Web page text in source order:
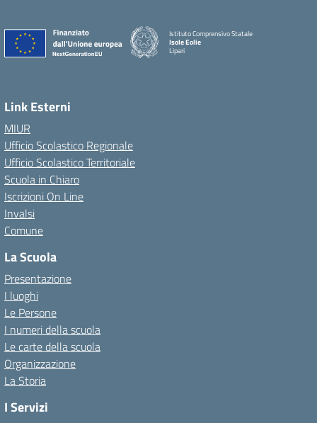
Istituto Comprensivo Statale
Isole Eolie
Lipari
Link Esterni
MIUR
Ufficio Scolastico Regionale
Ufficio Scolastico Territoriale
Scuola in Chiaro
Iscrizioni On Line
Invalsi
Comune
La Scuola
Presentazione
I luoghi
Le Persone
I numeri della scuola
Le carte della scuola
Organizzazione
La Storia
I Servizi